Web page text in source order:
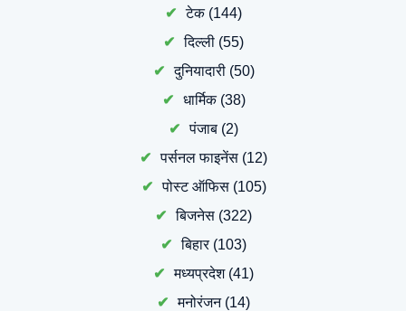
टेक(144)
दिल्ली (55)
दुनियादारी(50)
धार्मिक(38)
पंजाब (2)
पर्सनल फाइनेंस (12)
पोस्ट ऑफिस(105)
बिजनेस (322)
बिहार(103)
मध्यप्रदेश(41)
मनोरंजन(14)